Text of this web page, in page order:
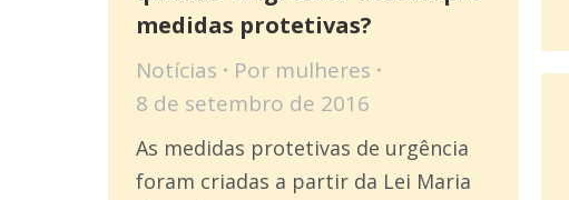
medidas protetivas?
Notícias Por mulheres
8 de setembro de 2016
As medidas protetivas de urgência
foram criadas a partir da Lei Maria